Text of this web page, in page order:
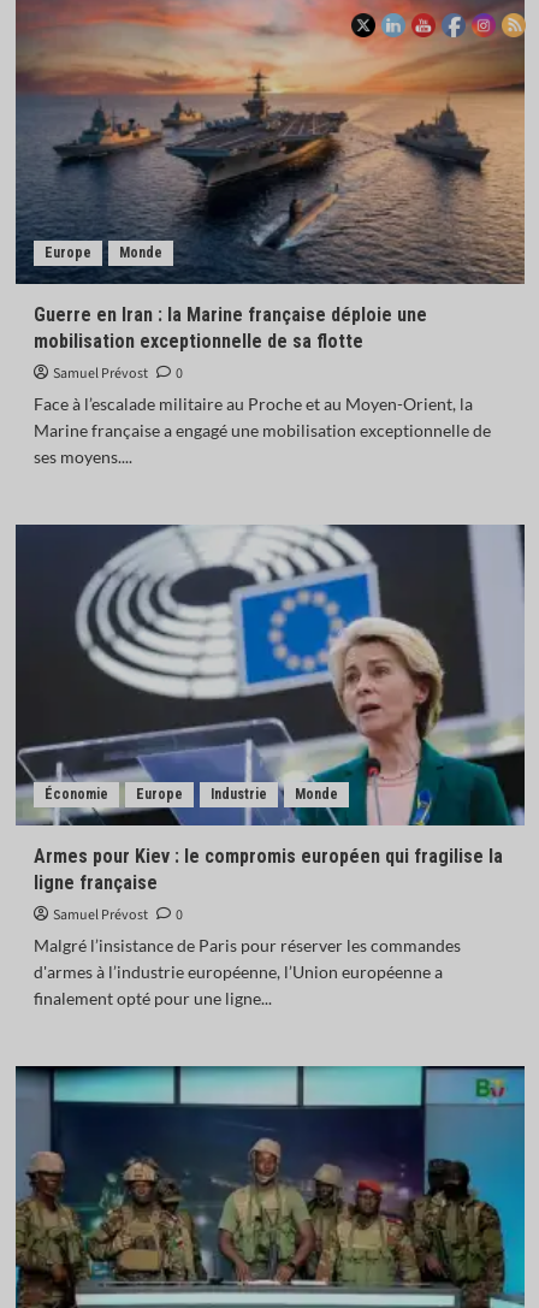
Europe Monde
Guerre en Iran : la Marine française déploie une
mobilisation exceptionnelle de sa flotte
Samuel Prévost
0
Face à l’escalade militaire au Proche et au Moyen-Orient, la
Marine française a engagé une mobilisation exceptionnelle de
ses moyens....
Économie Europe Industrie Monde
Armes pour Kiev : le compromis européen qui fragilise la
ligne française
Samuel Prévost
0
Malgré l’insistance de Paris pour réserver les commandes
d'armes à l’industrie européenne, l’Union européenne a
finalement opté pour une ligne...